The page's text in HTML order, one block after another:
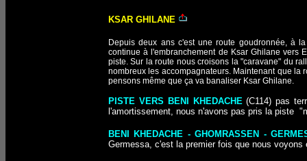
KSAR GHILANE
Depuis deux ans c'est une route goudronnée, à
continue à l'embranchement de Ksar Ghilane vers
piste. Sur la route nous croisons la "caravane" du
nombreux les accompagnateurs. Maintenant que la
pensons même que ça va banaliser Ksar Ghilane.
PISTE VERS BENI KHEDACHE(C114) pas
l'amortissement, nous n'avons pas pris la piste
BENI KHEDACHE - GHOMRASSEN -
Germessa, c'est la premier fois que nous